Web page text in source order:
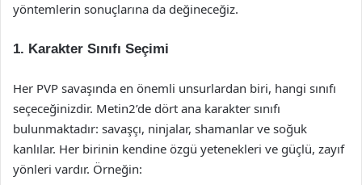
yöntemlerin sonuçlarına da değineceğiz.
1. Karakter Sınıfı Seçimi
Her PVP savaşında en önemli unsurlardan biri, hangi sınıfı
seçeceğinizdir. Metin2’de dört ana karakter sınıfı
bulunmaktadır: savaşçı, ninjalar, shamanlar ve soğuk
kanlılar. Her birinin kendine özgü yetenekleri ve güçlü, zayıf
yönleri vardır. Örneğin: